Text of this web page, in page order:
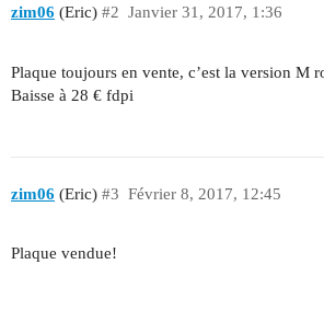
zim06 (Eric) Janvier 31, 2017, 1:36
#2
Plaque toujours en vente, c’est la version M
Baisse à 28 € fdpi
zim06 (Eric) Février 8, 2017, 12:45
#3
Plaque vendue!